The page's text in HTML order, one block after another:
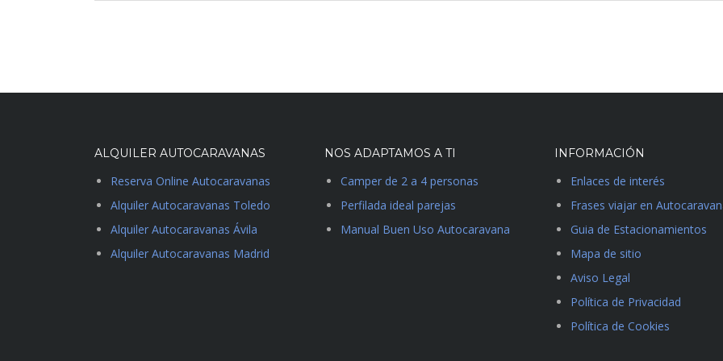
ALQUILER AUTOCARAVANAS
Reserva Online Autocaravanas
Alquiler Autocaravanas Toledo
Alquiler Autocaravanas Ávila
Alquiler Autocaravanas Madrid
NOS ADAPTAMOS A TI
Camper de 2 a 4 personas
Perfilada ideal parejas
Manual Buen Uso Autocaravana
INFORMACIÓN
Enlaces de interés
Frases viajar en
Guia de Estacionamientos
Mapa de sitio
Aviso Legal
Política de Privacidad
Política de Cookies